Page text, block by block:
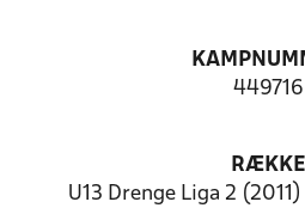
449716
RÆKKE
U13 Drenge Liga 2